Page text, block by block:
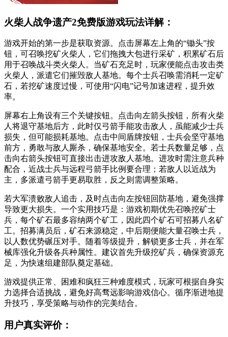
火柴人战争遗产2免费版游戏玩法详解：
游戏开始的第一步是获取资源。点击屏幕左上角的“锄头”按
钮，可召唤挖矿火柴人，它们拖拽大包进行采矿，积累矿石后
用于召唤战斗类火柴人。当矿石充足时，玩家便能点击攻击类
火柴人，派遣它们摧毁敌人基地。每个士兵召唤需消耗一定矿
石，若挖矿速度过慢，可使用“闪电”记号加速进程，提升效
率。
屏幕右上角设有三个关键按钮。点击向左箭头按钮，所有火柴
人将退守基地后方，此时仅弓箭手能攻击敌人，虽能减少士兵
损失，但可能损耗基地。点击中间盾牌按钮，士兵会坚守基地
前方，勇敢与敌人厮杀，确保基地安全。若士兵数量足够，点
击向右箭头按钮可直接出击进攻敌人基地。进攻时需注意兵种
配合，近战士兵与远程弓箭手比例要合理；若敌人以近战为
主，多派遣弓箭手更易取胜，反之则需调整策略。
若大军溃败敌人追击，及时点击向左按钮回防基地，避免强撑
导致更大损失。一个实用技巧是：游戏初期优先召唤挖矿士
兵，每个矿石最多容纳两个矿工，因此四个矿石可招募八名矿
工。招募满员后，矿石来源稳定，中后期便能大量召唤士兵，
以人数优势碾压对手。随着等级提升，解锁更多士兵，并在军
械库强化升级各兵种属性。建议首先升级挖矿兵，确保资源充
足，为快速组建部队奠定基础。
游戏提供正常、困难和疯狂三种难度模式，玩家可根据自身实
力选择合适挑战，避免好高骛远影响游戏信心。循序渐进地提
升技巧，享受策略与动作的完美结合。
用户真实评价：